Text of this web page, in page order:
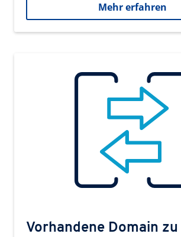
Mehr erfahren
Vorhandene Domain zu